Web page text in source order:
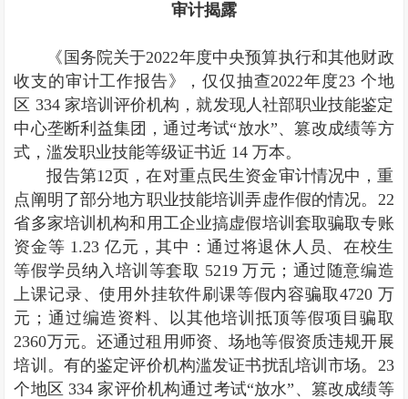
审计揭露
《国务院关于2022年度中央预算执行和其他财政
收支的审计工作报告》，仅仅抽查2022年度23 个地
区 334 家培训评价机构，就发现人社部职业技能鉴定
中心垄断利益集团，通过考试“放水”、篡改成绩等方
式，滥发职业技能等级证书近 14 万本。
报告第12页，在对重点民生资金审计情况中，重
点阐明了部分地方职业技能培训弄虚作假的情况。22
省多家培训机构和用工企业搞虚假培训套取骗取专账
资金等 1.23 亿元，其中：通过将退休人员、在校生
等假学员纳入培训等套取 5219 万元；通过随意编造
上课记录、使用外挂软件刷课等假内容骗取4720 万
元；通过编造资料、以其他培训抵顶等假项目骗取
2360万元。还通过租用师资、场地等假资质违规开展
培训。有的鉴定评价机构滥发证书扰乱培训市场。23
个地区 334 家评价机构通过考试“放水”、篡改成绩等